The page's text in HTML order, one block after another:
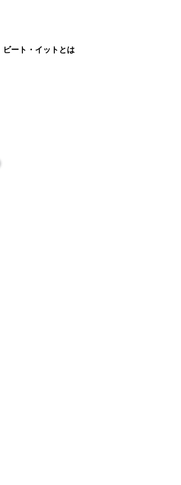
ビート・イットとは